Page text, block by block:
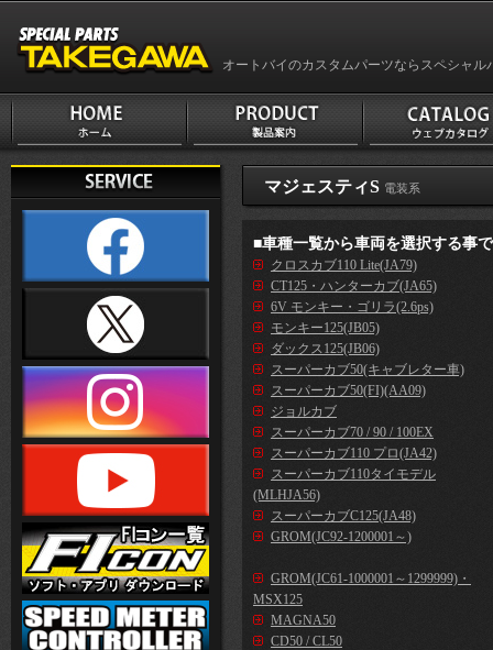
オートバイのカスタムパーツならスペシャル
マジェスティS 電装系
■車種一覧から車両を選択する事
クロスカブ110 Lite(JA79)
CT125・ハンターカブ(JA65)
6V モンキー・ゴリラ(2.6ps)
モンキー125(JB05)
ダックス125(JB06)
スーパーカブ50(キャブレター車)
スーパーカブ50(FI)(AA09)
ジョルカブ
スーパーカブ70 / 90 / 100EX
スーパーカブ110 プロ(JA42)
スーパーカブ110タイモデル
(MLHJA56)
スーパーカブC125(JA48)
GROM(JC92-1200001～)
GROM(JC61-1000001～1299999)・
MSX125
MAGNA50
CD50 / CL50